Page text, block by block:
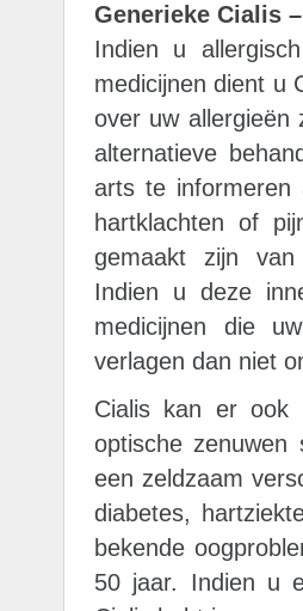
Generieke Cialis
Indien u
medicijnen dient u
over uw allergieën
alternatieve
arts te informeren
hartklachten of
gemaakt zijn van
Indien u deze
medicijnen die
verlagen dan niet
Cialis kan er ook
optische
een zeldzaam
diabetes,
bekende
50 jaar. Indien u